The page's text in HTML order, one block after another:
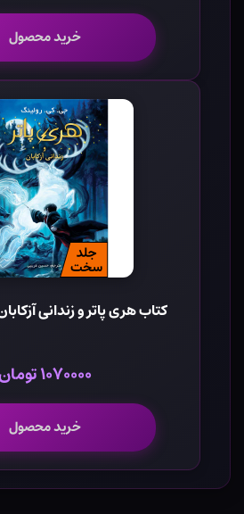
خرید محصول
کتاب هری پاتر و زندانی
۱۰۷۰۰۰۰ تومان
خرید محصول